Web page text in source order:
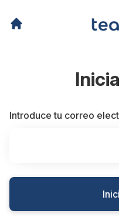
Introduce tu correo